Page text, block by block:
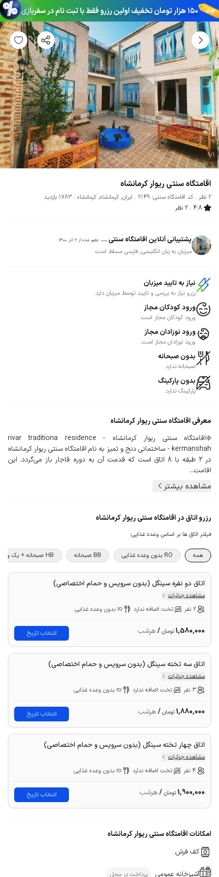
9/1
اقامتگاه سنتی ریوار کرمانشاه
2 نظر کد اقامتگاه سنتی: 2149 ایران, کرمانشاه, کرمانشاه
1783 بازدید
4.8
2 نظر
پشتیبانی آنلاین اقامتگاه سنتی ... عضو شده از 2 آذر 1400
میزبان به زبان انگلیسی, فارسی مسلط است
نیاز به تایید میزبان
رزرو نیاز به بررسی و تایید توسط میزبان دارد.
ورود کودکان مجاز
ورود کودکان مجاز است.
ورود نوزادان مجاز
ورود نوزادان مجاز است.
بدون صبحانه
صبحانه ندارد.
بدون پارکینگ
پارکینگ ندارد.
معرفیاقامتگاه سنتی ریوار کرمانشاه
❇️اقامتگاه سنتی ریوار کرمانشاه - rivar traditiona residence
kermanshah - ساختمانی دنج و تمیز به نام اقامتگاه سنتی ریوار کرمانشاه
در 2 طبقه با 8 اتاق است که قدمت آن به دوره قاجار باز می‌گردد. این
اقامت...
مشاهده بیشتر
رزرو اتاق در اقامتگاه سنتی ریوار کرمانشاه
فیلتر اتاق ها بر اساس وعده غذایی:
همه RO بدون وعده غذایی BB صبحانه HB صبحانه + یک وعده غذا
اتاق دو نفره سینگل (بدون سرویس و حمام اختصاصی)
مشاهده جزئیات
2 نفر
تخت اضافه ندارد ro بدون وعده غذایی
1,580,000تومان /هرشب انتخاب تاریخ
اتاق سه تخته سینگل (بدون سرویس و حمام اختصاصی)
مشاهده جزئیات
3 نفر
تخت اضافه ندارد ro بدون وعده غذایی
1,880,000تومان /هرشب انتخاب تاریخ
اتاق چهار تخته سینگل (بدون سرویس و حمام اختصاصی)
مشاهده جزئیات
4 نفر
تخت اضافه ندارد ro بدون وعده غذایی
1,900,000تومان /هرشب انتخاب تاریخ
امکانات اقامتگاه سنتی ریوار کرمانشاه
کف فرش
آشپزخانه عمومی پرداخت در محل